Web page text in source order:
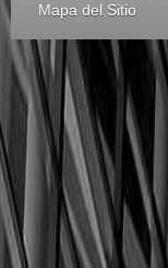
Mapa del Sitio